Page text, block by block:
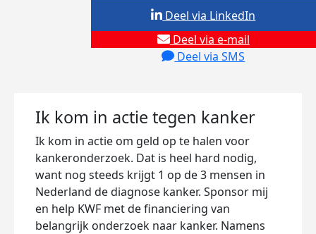
Deel via e-mail
Deel via SMS
Deel via LinkedIn
Ik kom in actie tegen kanker
Ik kom in actie om geld op te halen voor
kankeronderzoek. Dat is heel hard nodig,
want nog steeds krijgt 1 op de 3 mensen in
Nederland de diagnose kanker. Sponsor mij
en help KWF met de financiering van
belangrijk onderzoek naar kanker. Namens